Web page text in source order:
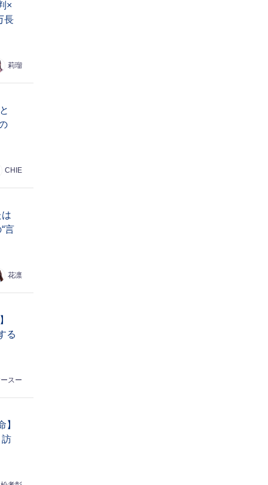
×
長
莉瑠
CHIE
言
花凛
る
スー
】
訪